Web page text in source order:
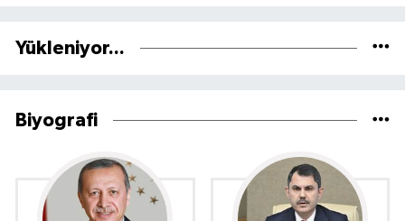
Yükleniyor...
Biyografi